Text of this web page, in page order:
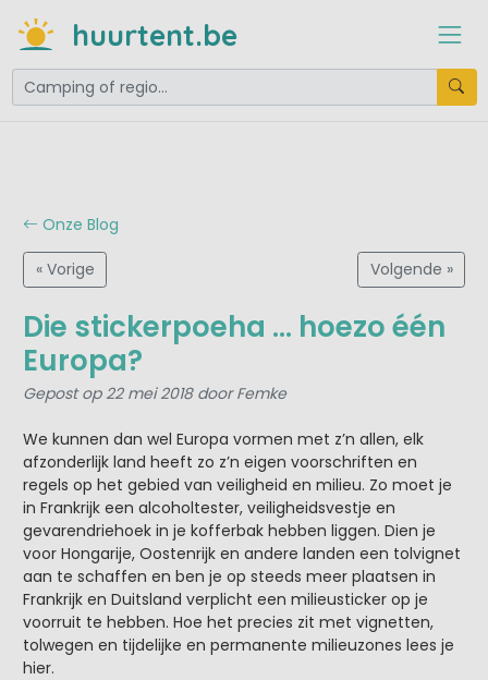
huurtent.be
Onze Blog
« Vorige Volgende »
Die stickerpoeha … hoezo één
Europa?
Gepost op 22 mei 2018 door Femke
We kunnen dan wel Europa vormen met z’n allen, elk
afzonderlijk land heeft zo z’n eigen voorschriften en
regels op het gebied van veiligheid en milieu. Zo moet je
in Frankrijk een alcoholtester, veiligheidsvestje en
gevarendriehoek in je kofferbak hebben liggen. Dien je
voor Hongarije, Oostenrijk en andere landen een tolvignet
aan te schaffen en ben je op steeds meer plaatsen in
Frankrijk en Duitsland verplicht een milieusticker op je
voorruit te hebben. Hoe het precies zit met vignetten,
tolwegen en tijdelijke en permanente milieuzones lees je
hier.